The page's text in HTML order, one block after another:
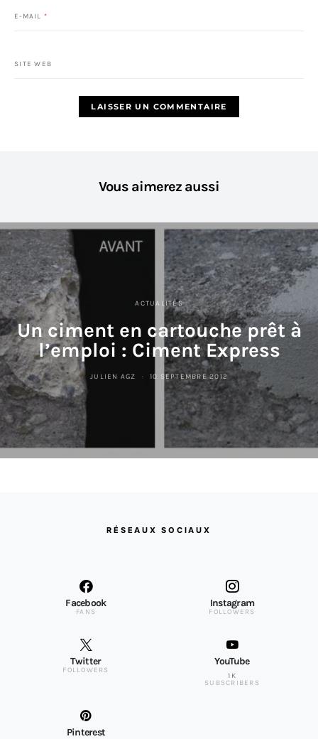
E-MAIL *
SITE WEB
Vous aimerez aussi
ACTUALITÉS
Un ciment en cartouche prêt à
l’emploi : Ciment Express
JULIEN AGZ 10 SEPTEMBRE 2012
RÉSEAUX SOCIAUX
Facebook
FANS
Instagram
FOLLOWERS
Twitter
FOLLOWERS
YouTube
1K
SUBSCRIBERS
Pinterest